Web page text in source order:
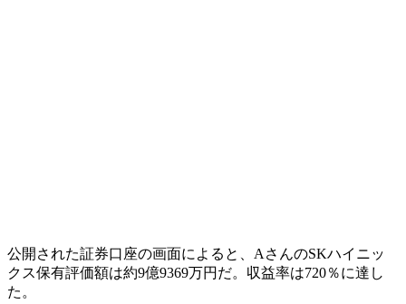
公開された証券口座の画面によると、AさんのSKハイニッ
クス保有評価額は約9億9369万円だ。収益率は720％に達し
た。